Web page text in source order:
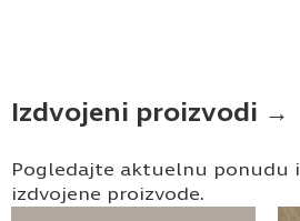
Izdvojeni proizvodi →
Pogledajte aktuelnu ponudu i
izdvojene proizvode.